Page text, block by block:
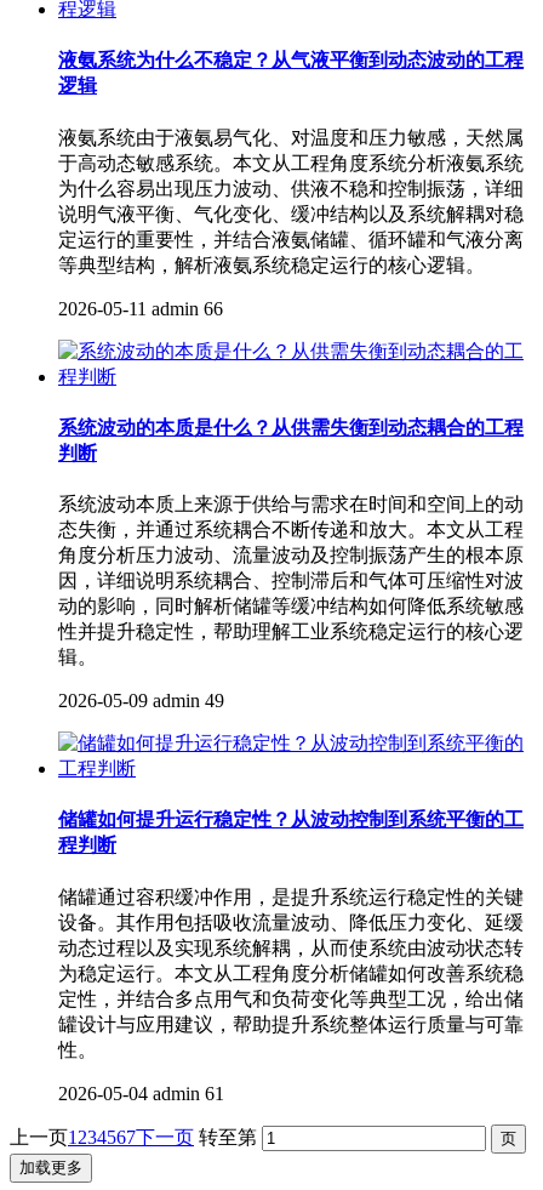
液氨系统为什么不稳定？从气液平衡到动态波动的工程
逻辑
液氨系统由于液氨易气化、对温度和压力敏感，天然属
于高动态敏感系统。本文从工程角度系统分析液氨系统
为什么容易出现压力波动、供液不稳和控制振荡，详细
说明气液平衡、气化变化、缓冲结构以及系统解耦对稳
定运行的重要性，并结合液氨储罐、循环罐和气液分离
等典型结构，解析液氨系统稳定运行的核心逻辑。
2026-05-11 admin 66
系统波动的本质是什么？从供需失衡到动态耦合的工程
判断
系统波动本质上来源于供给与需求在时间和空间上的动
态失衡，并通过系统耦合不断传递和放大。本文从工程
角度分析压力波动、流量波动及控制振荡产生的根本原
因，详细说明系统耦合、控制滞后和气体可压缩性对波
动的影响，同时解析储罐等缓冲结构如何降低系统敏感
性并提升稳定性，帮助理解工业系统稳定运行的核心逻
辑。
2026-05-09 admin 49
储罐如何提升运行稳定性？从波动控制到系统平衡的工
程判断
储罐通过容积缓冲作用，是提升系统运行稳定性的关键
设备。其作用包括吸收流量波动、降低压力变化、延缓
动态过程以及实现系统解耦，从而使系统由波动状态转
为稳定运行。本文从工程角度分析储罐如何改善系统稳
定性，并结合多点用气和负荷变化等典型工况，给出储
罐设计与应用建议，帮助提升系统整体运行质量与可靠
性。
2026-05-04 admin 61
上一页1 234567下一页 转至第
加载更多